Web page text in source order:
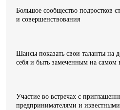
Большое сообщество подростков
и совершенствования
Шансы показать свои таланты на
себя и быть замеченным на самом
Участие во встречах с
предпринимателями и